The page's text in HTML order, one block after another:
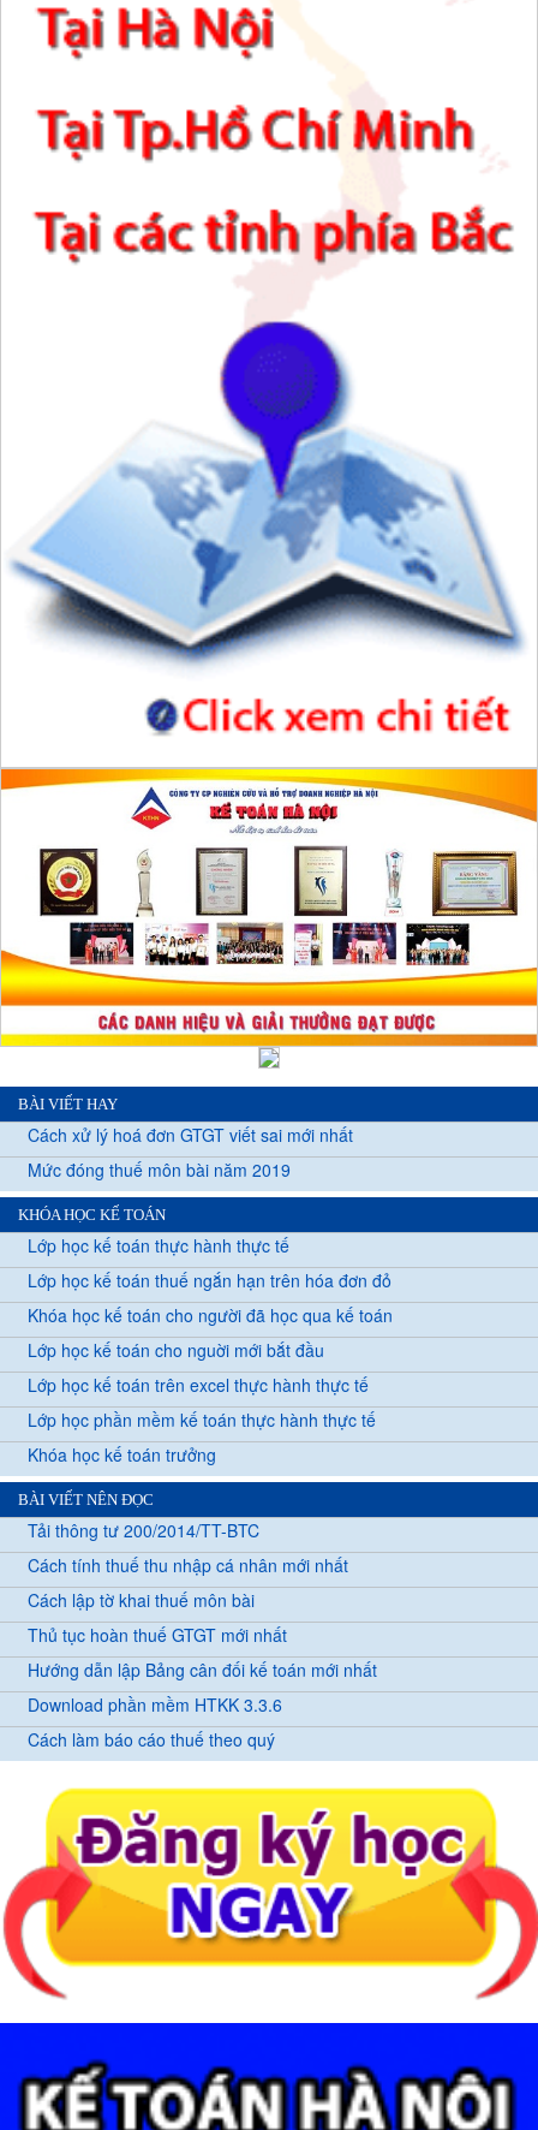
BÀI VIẾT HAY
Cách xử lý hoá đơn GTGT viết sai mới nhất
Mức đóng thuế môn bài năm 2019
KHÓA HỌC KẾ TOÁN
Lớp học kế toán thực hành thực tế
Lớp học kế toán thuế ngắn hạn trên hóa đơn đỏ
Khóa học kế toán cho người đã học qua kế toán
Lớp học kế toán cho nguời mới bắt đầu
Lớp học kế toán trên excel thực hành thực tế
Lớp học phần mềm kế toán thực hành thực tế
Khóa học kế toán trưởng
BÀI VIẾT NÊN ĐỌC
Tải thông tư 200/2014/TT-BTC
Cách tính thuế thu nhập cá nhân mới nhất
Cách lập tờ khai thuế môn bài
Thủ tục hoàn thuế GTGT mới nhất
Hướng dẫn lập Bảng cân đối kế toán mới nhất
Download phần mềm HTKK 3.3.6
Cách làm báo cáo thuế theo quý